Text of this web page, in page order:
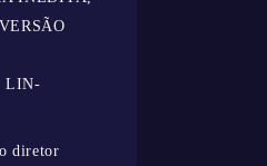
LIN-
diretor